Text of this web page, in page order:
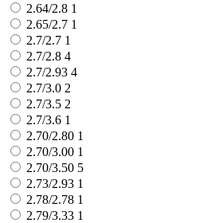
2.64/2.8 1
2.65/2.7 1
2.7/2.7 1
2.7/2.8 4
2.7/2.93 4
2.7/3.0 2
2.7/3.5 2
2.7/3.6 1
2.70/2.80 1
2.70/3.00 1
2.70/3.50 5
2.73/2.93 1
2.78/2.78 1
2.79/3.33 1